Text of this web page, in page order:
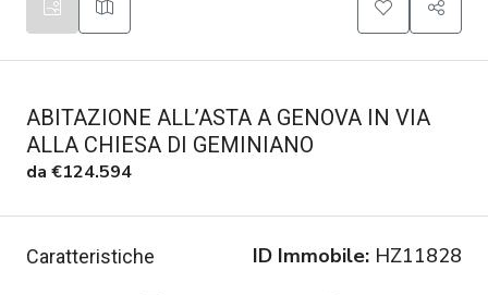
ABITAZIONE ALL’ASTA A GENOVA IN VIA
ALLA CHIESA DI GEMINIANO
da €124.594
Caratteristiche ID Immobile: HZ11828